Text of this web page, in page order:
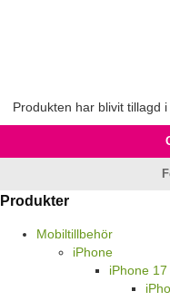
Produkten har blivit tillagd
Produkter
Mobiltillbehör
iPhone
iPhone 17